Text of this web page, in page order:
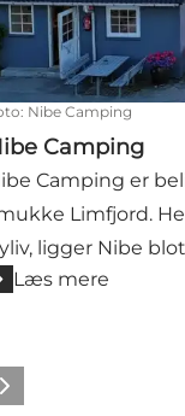
: Nibe Camping
Camping
Camping er
Limfjord.
ligger Nibe
Læs mere
billedebillede